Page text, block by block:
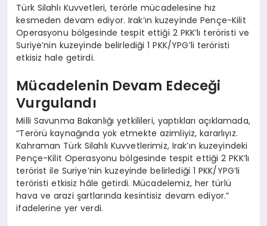
Türk Silahlı Kuvvetleri, terörle mücadelesine hız
kesmeden devam ediyor. Irak’ın kuzeyinde Pençe-Kilit
Operasyonu bölgesinde tespit ettiği 2 PKK’lı teröristi ve
Suriye’nin kuzeyinde belirlediği 1 PKK/YPG’li teröristi
etkisiz hale getirdi.
Mücadelenin Devam Edeceği
Vurgulandı
Milli Savunma Bakanlığı yetkilileri, yaptıkları açıklamada,
“Terörü kaynağında yok etmekte azimliyiz, kararlıyız.
Kahraman Türk Silahlı Kuvvetlerimiz, Irak’ın kuzeyindeki
Pençe-Kilit Operasyonu bölgesinde tespit ettiği 2 PKK’lı
terörist ile Suriye’nin kuzeyinde belirlediği 1 PKK/YPG’li
teröristi etkisiz hâle getirdi. Mücadelemiz, her türlü
hava ve arazi şartlarında kesintisiz devam ediyor.”
ifadelerine yer verdi.